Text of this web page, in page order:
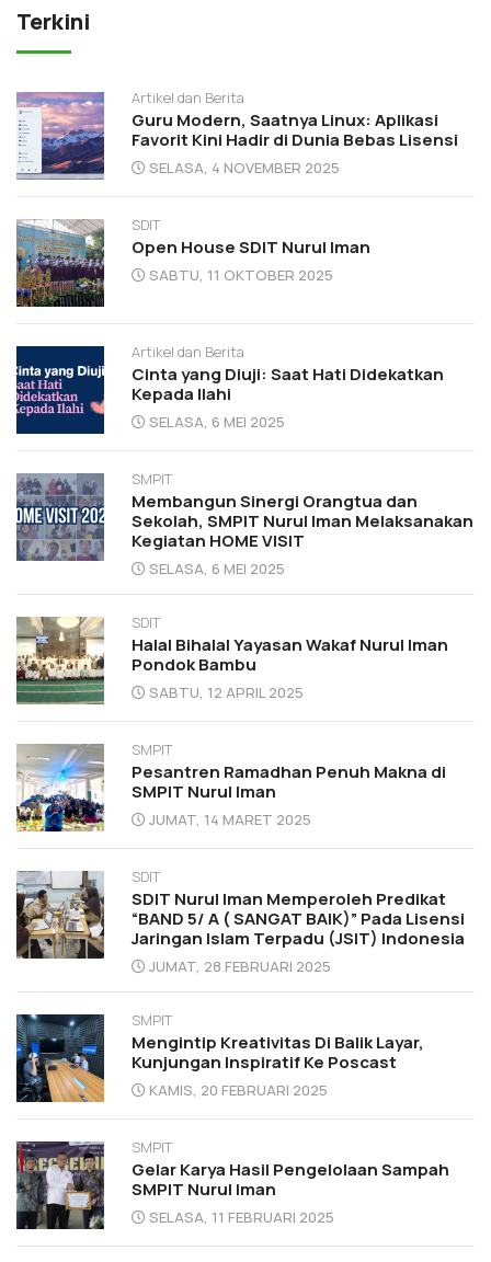
Terkini
Artikel dan Berita
Guru Modern, Saatnya Linux: Aplikasi
Favorit Kini Hadir di Dunia Bebas Lisensi
SELASA, 4 NOVEMBER 2025
SDIT
Open House SDIT Nurul Iman
SABTU, 11 OKTOBER 2025
Artikel dan Berita
Cinta yang Diuji: Saat Hati Didekatkan
Kepada Ilahi
SELASA, 6 MEI 2025
SMPIT
Membangun Sinergi Orangtua dan
Sekolah, SMPIT Nurul Iman Melaksanakan
Kegiatan HOME VISIT
SELASA, 6 MEI 2025
SDIT
Halal Bihalal Yayasan Wakaf Nurul Iman
Pondok Bambu
SABTU, 12 APRIL 2025
SMPIT
Pesantren Ramadhan Penuh Makna di
SMPIT Nurul Iman
JUMAT, 14 MARET 2025
SDIT
SDIT Nurul Iman Memperoleh Predikat
“BAND 5/ A ( SANGAT BAIK)” Pada Lisensi
Jaringan Islam Terpadu (JSIT) Indonesia
JUMAT, 28 FEBRUARI 2025
SMPIT
Mengintip Kreativitas Di Balik Layar,
Kunjungan Inspiratif Ke Poscast
KAMIS, 20 FEBRUARI 2025
SMPIT
Gelar Karya Hasil Pengelolaan Sampah
SMPIT Nurul Iman
SELASA, 11 FEBRUARI 2025